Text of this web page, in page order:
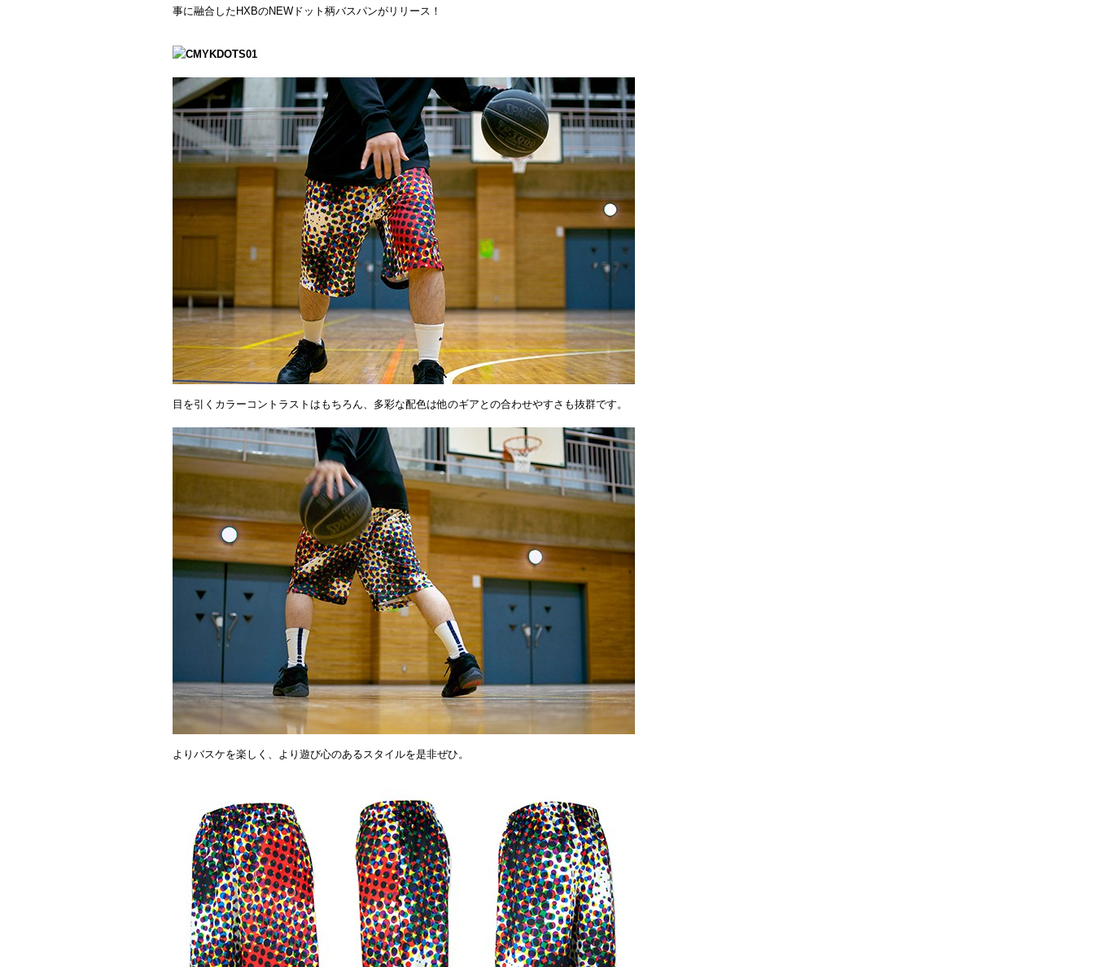
事に融合したHXBのNEWドット柄バスパンがリリース！
目を引くカラーコントラストはもちろん、多彩な配色は他のギアとの合わせやすさも抜群です。
よりバスケを楽しく、より遊び心のあるスタイルを是非ぜひ。